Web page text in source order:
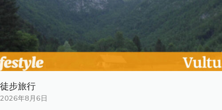
徒步旅行
2026年8月6日